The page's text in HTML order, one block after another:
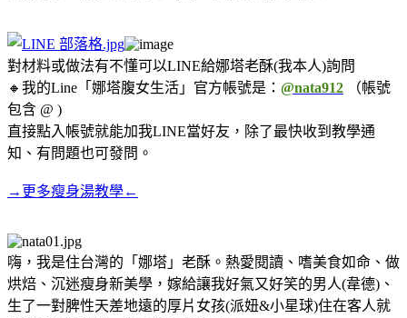
對材料或做法有不懂可以LINE給娜塔老酥(我本人)詢問
🔸我的Line「娜塔腹女生活」官方帳號是： @nata912 （帳號
包含 @ )
直接點入帳號就能加我LINE當好友，除了最快收到教學通
知、有問題也可發問。
→更多瘦身湯教學←
嗨，我是住台灣的「娜塔」老酥。熱愛閱讀、嗜美食如命、做
烘焙、沉迷瘦身新美學，嫁給讓我好氣又好笑的男人(韋德)、
生了一對脾性天差地遠的厚片女孩(派妞&小星球)住在客人就